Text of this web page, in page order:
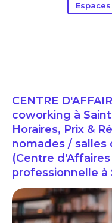
CENTRE
coworking à
Horaires, Prix &
nomades / salles
(Centre
professionnelle à